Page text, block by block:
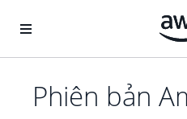
Phiên bản